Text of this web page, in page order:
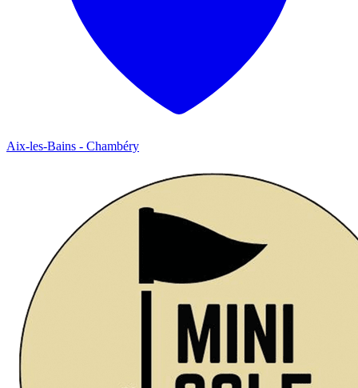
Aix-les-Bains - Chambéry